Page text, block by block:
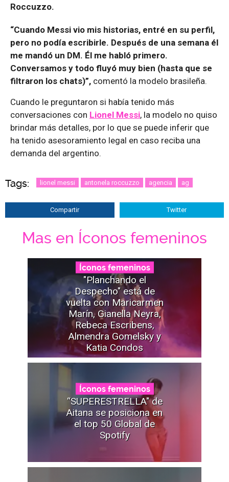
Roccuzzo.
“Cuando Messi vio mis historias, entré en su perfil,
pero no podía escribirle. Después de una semana él
me mandó un DM. Él me habló primero.
Conversamos y todo fluyó muy bien (hasta que se
filtraron los chats)”, comentó la modelo brasileña.
Cuando le preguntaron si había tenido más
conversaciones con Lionel Messi, la modelo no quiso
brindar más detalles, por lo que se puede inferir que
ha tenido asesoramiento legal en caso reciba una
demanda del argentino.
Tags: lionel messi antonela roccuzzo agencia ag
Compartir Twitter
Mas en Íconos femeninos
Íconos femeninos
"Planchando el
Despecho" está de
vuelta con Maricarmen
Marín, Gianella Neyra,
Rebeca Escribens,
Almendra Gomelsky y
Katia Condos
Íconos femeninos
“SUPERESTRELLA" de
Aitana se posiciona en
el top 50 Global de
Spotify